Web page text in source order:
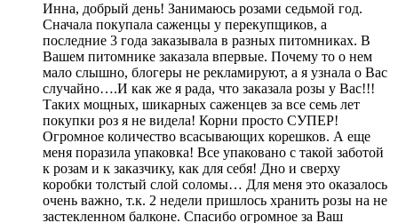
Инна, добрый день! Занимаюсь розами седьмой год.
Сначала покупала саженцы у перекупщиков, а
последние 3 года заказывала в разных питомниках. В
Вашем питомнике заказала впервые. Почему то о нем
мало слышно, блогеры не рекламируют, а я узнала о Вас
случайно….И как же я рада, что заказала розы у Вас!!!
Таких мощных, шикарных саженцев за все семь лет
покупки роз я не видела! Корни просто СУПЕР!
Огромное количество всасывающих корешков. А еще
меня поразила упаковка! Все упаковано с такой заботой
к розам и к заказчику, как для себя! Дно и сверху
коробки толстый слой соломы… Для меня это оказалось
очень важно, т.к. 2 недели пришлось хранить розы на не
застекленном балконе. Спасибо огромное за Ваш